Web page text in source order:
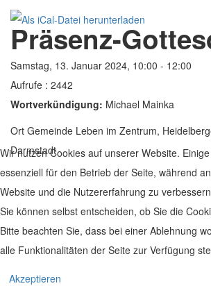
Präsenz-
Samstag, 13. Januar 2024, 10:00 - 12:00
Aufrufe : 2442
Wortverkündigung: Michael Mainka
Ort Gemeinde Leben im Zentrum,
Darmstadt
© 2019 Leben im Zentrum. Realisiert von
Impressum|
Wir nutzen Cookies auf unserer Website.
essenziell für den Betrieb der Seite, während
Website und die Nutzererfahrung zu
Sie können selbst entscheiden, ob Sie die
Bitte beachten Sie, dass bei einer Ablehnung
alle Funktionalitäten der Seite zur Verfügung
Akzeptieren